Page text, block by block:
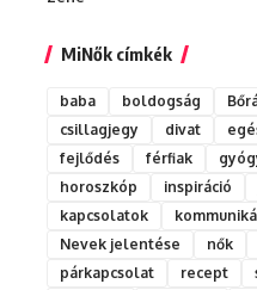
MiNők címkék
baba boldogság
csillagjegy
divat
fejlődés
férfiak
horoszkóp
inspiráció
kapcsolatok
Nevek jelentése
nők
párkapcsolat
recept